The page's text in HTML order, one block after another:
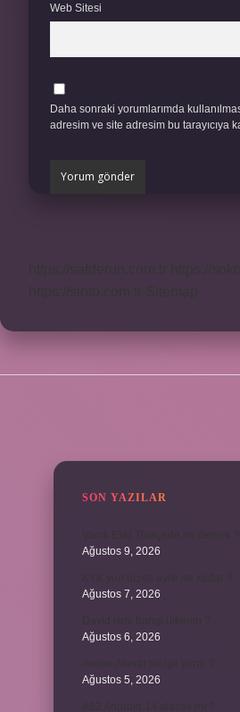
Web Sitesi
Daha sonraki yorumlarımda
adresim ve site adresim bu tarayıcıya
SON YAZILAR
Ağustos 9, 2026
Ağustos 7, 2026
Ağustos 6, 2026
Ağustos 5, 2026